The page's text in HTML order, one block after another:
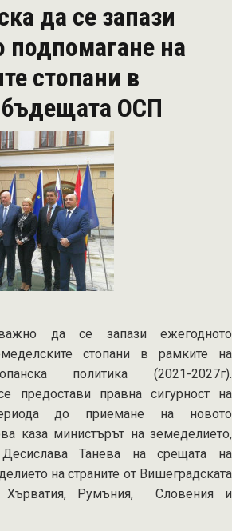
да се запази
подпомагане на
стопани в
бъдещата ОСП
да се запази ежегодното
стопани в рамките на
политика (2021-2027г).
предостави правна сигурност на
до приемане на новото
каза министърът на земеделието,
Танева на срещата на
на страните от Вишеградската
Хърватия, Румъния, Словения и